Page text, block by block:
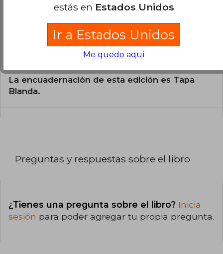
¿En qué Idioma está escrito el
El libro está escrito en Español.
La encuadernación de esta edición es Tapa
Blanda.
Preguntas y respuestas sobre el libro
¿Tienes una pregunta sobre el libro? Inicia
sesión para poder agregar tu propia pregunta.
estás en Estados Unidos
Ir a Estados Unidos
Me quedo aquí